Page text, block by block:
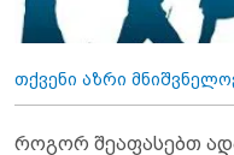
თქვენი აზრი
როგორ შეაფასებთ